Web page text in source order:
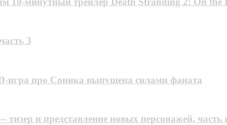
3
игра про Соника выпущена силами фаната
и представление новых персонажей, часть